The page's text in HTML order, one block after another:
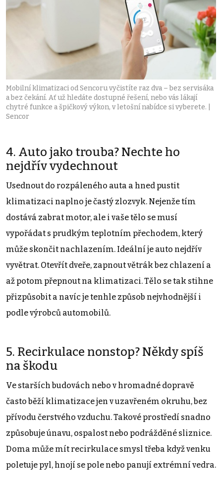
Mobilní klimatizaci od Sencoru vyčistíte raz dva – bez servisáka
a bez čekání. Ať už hledáte dostupné řešení, nebo vás lákají
chytré funkce a špičkový výkon, v letošní nabídce si vyberete. |
Sencor
4. Auto jako trouba? Nechte ho
nejdřív vydechnout
Usednout do rozpáleného auta a hned pustit
klimatizaci naplno je častý zlozvyk. Nejenže tím
dostává zabrat motor, ale i vaše tělo se musí
vypořádat s prudkým teplotním přechodem, který
může skončit nachlazením. Ideální je auto nejdřív
vyvětrat. Otevřít dveře, zapnout větrák bez chlazení a
až potom přepnout na klimatizaci. Tělo se tak stihne
přizpůsobit a navíc je tenhle způsob nejvhodnější i
podle výrobců automobilů.
5. Recirkulace nonstop? Někdy spíš
na škodu
Ve starších budovách nebo v hromadné dopravě
často běží klimatizace jen v uzavřeném okruhu, bez
přívodu čerstvého vzduchu. Takové prostředí snadno
způsobuje únavu, ospalost nebo podrážděné sliznice.
Doma může mít recirkulace smysl třeba když venku
poletuje pyl, hnojí se pole nebo panují extrémní vedra.